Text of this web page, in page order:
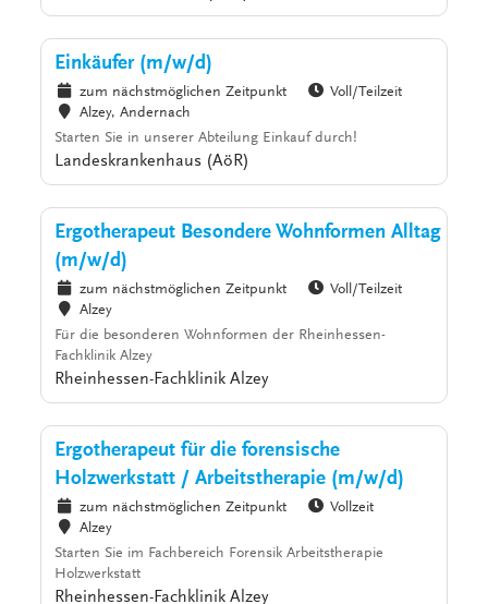
Einkäufer (m/w/d)
zum nächstmöglichen Zeitpunkt
Voll/Teilzeit
Alzey, Andernach
Starten Sie in unserer Abteilung Einkauf durch!
Landeskrankenhaus (AöR)
Ergotherapeut Besondere Wohnformen Alltag
(m/w/d)
zum nächstmöglichen Zeitpunkt
Voll/Teilzeit
Alzey
Für die besonderen Wohnformen der Rheinhessen-
Fachklinik Alzey
Rheinhessen-Fachklinik Alzey
Ergotherapeut für die forensische
Holzwerkstatt / Arbeitstherapie (m/w/d)
zum nächstmöglichen Zeitpunkt
Vollzeit
Alzey
Starten Sie im Fachbereich Forensik Arbeitstherapie
Holzwerkstatt
Rheinhessen-Fachklinik Alzey